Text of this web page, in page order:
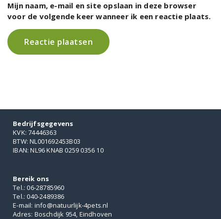
Mijn naam, e-mail en site opslaan in deze browser
voor de volgende keer wanneer ik een reactie plaats.
Bedrijfsgegevens
KVK: 74446363
BTW: NL001692453B03
IBAN: NL96 KNAB 0259 0356 10
Bereik ons
Tel.: 06-28785960
Tel.: 040-2489386
E-mail: info@natuurlijk-4pets.nl
Adres: Boschdijk 954, Eindhoven